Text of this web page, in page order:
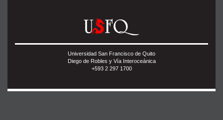
Universidad San Francisco de Quito
Diego de Robles y Vía Interoceánica
+593 2 297 1700